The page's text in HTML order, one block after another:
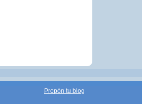
Propón tu blog